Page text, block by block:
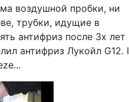
воздушной пробки, ни
трубки, идущие в
антифриз после 3х лет
антифриз Лукойл G12. I